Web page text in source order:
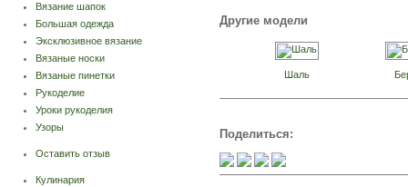
Вязание шапок
Большая одежда
Эксклюзивное вязание
Вязаные носки
Вязаные пинетки
Рукоделие
Уроки рукоделия
Узоры
Оставить отзыв
Кулинария
Другие модели
Шаль
Поделиться: